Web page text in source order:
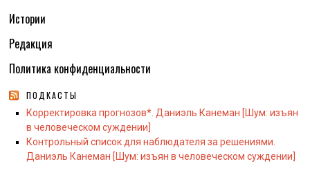
Истории
Редакция
Политика конфиденциальности
ПОДКАСТЫ
Корректировка прогнозов*. Даниэль Канеман [Шум: изъян
в человеческом суждении]
Контрольный список для наблюдателя за решениями.
Даниэль Канеман [Шум: изъян в человеческом суждении]